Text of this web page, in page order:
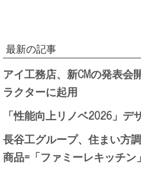
最新の記事
アイ工務店、新CMの発表会
ラクターに起用
「性能向上リノベ2026」デ
長谷工グループ、住まい方
商品=「ファミーレキッチン